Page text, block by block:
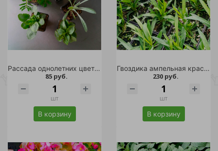
Рассада однолетних цветов 0,25л в ассортименте
85 руб.
шт
В корзину
Гвоздика ампельная красная стакан 0,2л 1шт
230 руб.
шт
В корзину